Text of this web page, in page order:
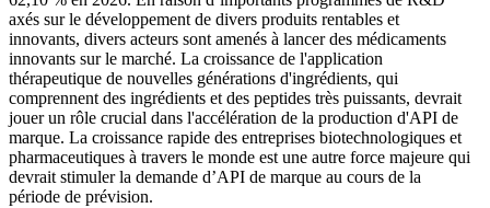
axés sur le développement de divers produits rentables et
innovants, divers acteurs sont amenés à lancer des médicaments
innovants sur le marché. La croissance de l'application
thérapeutique de nouvelles générations d'ingrédients, qui
comprennent des ingrédients et des peptides très puissants, devrait
jouer un rôle crucial dans l'accélération de la production d'API de
marque. La croissance rapide des entreprises biotechnologiques et
pharmaceutiques à travers le monde est une autre force majeure qui
devrait stimuler la demande d’API de marque au cours de la
période de prévision.